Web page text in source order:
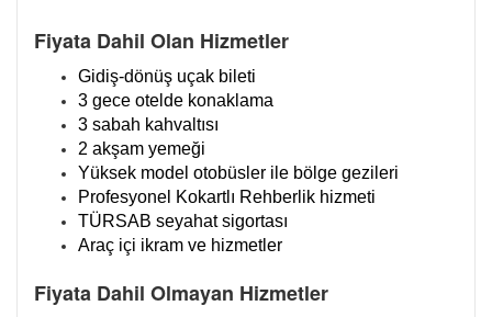
Fiyata Dahil Olan Hizmetler
Gidiş-dönüş uçak bileti
3 gece otelde konaklama
3 sabah kahvaltısı
2 akşam yemeği
Yüksek model otobüsler ile bölge gezileri
Profesyonel Kokartlı Rehberlik hizmeti
TÜRSAB seyahat sigortası
Araç içi ikram ve hizmetler
Fiyata Dahil Olmayan Hizmetler